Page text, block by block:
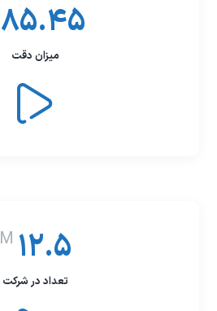
85.45
میزان دقت
12.5
M
تعداد در شرکت